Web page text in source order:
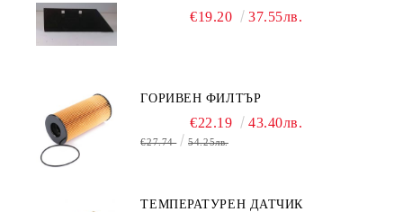
€19.20 37.55лв.
ГОРИВЕН ФИЛТЪР
€22.19 43.40лв.
€27.74 54.25лв.
ТЕМПЕРАТУРЕН ДАТЧИК